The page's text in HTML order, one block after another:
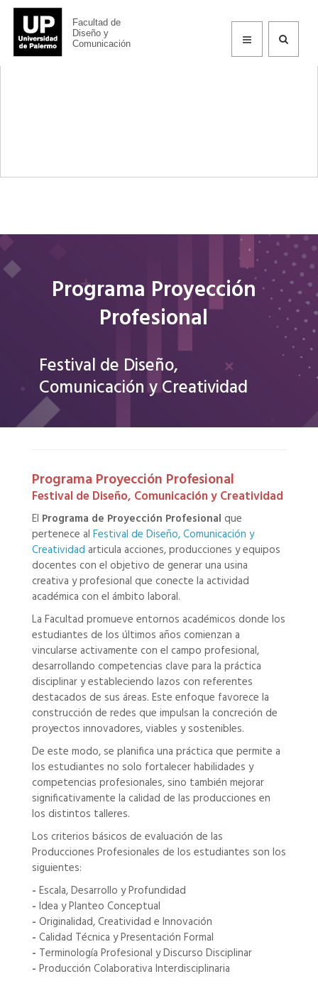
Facultad de
Diseño y
Comunicación
Información
Programa Proyección
Profesional
Festival de Diseño,
Comunicación y Creatividad
Programa Proyección Profesional
Festival de Diseño, Comunicación y Creatividad
El Programa de Proyección Profesional que
pertenece al Festival de Diseño, Comunicación y
Creatividad articula acciones, producciones y equipos
docentes con el objetivo de generar una usina
creativa y profesional que conecte la actividad
académica con el ámbito laboral.
La Facultad promueve entornos académicos donde los
estudiantes de los últimos años comienzan a
vincularse activamente con el campo profesional,
desarrollando competencias clave para la práctica
disciplinar y estableciendo lazos con referentes
destacados de sus áreas. Este enfoque favorece la
construcción de redes que impulsan la concreción de
proyectos innovadores, viables y sostenibles.
De este modo, se planifica una práctica que permite a
los estudiantes no solo fortalecer habilidades y
competencias profesionales, sino también mejorar
significativamente la calidad de las producciones en
los distintos talleres.
Los criterios básicos de evaluación de las
Producciones Profesionales de los estudiantes son los
siguientes:
- Escala, Desarrollo y Profundidad
- Idea y Planteo Conceptual
- Originalidad, Creatividad e Innovación
- Calidad Técnica y Presentación Formal
- Terminología Profesional y Discurso Disciplinar
- Producción Colaborativa Interdisciplinaria